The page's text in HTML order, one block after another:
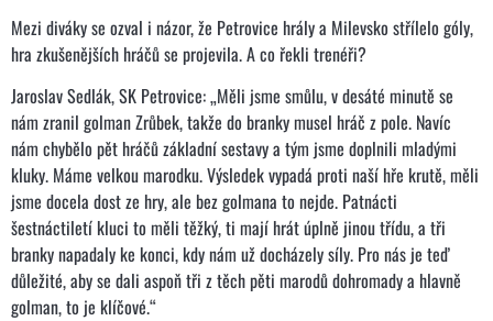
Mezi diváky se ozval i názor, že Petrovice hrály a Milevsko střílelo góly,
hra zkušenějších hráčů se projevila. A co řekli trenéři?
Jaroslav Sedlák, SK Petrovice: „Měli jsme smůlu, v desáté minutě se
nám zranil golman Zrůbek, takže do branky musel hráč z pole. Navíc
nám chybělo pět hráčů základní sestavy a tým jsme doplnili mladými
kluky. Máme velkou marodku. Výsledek vypadá proti naší hře krutě, měli
jsme docela dost ze hry, ale bez golmana to nejde. Patnácti
šestnáctiletí kluci to měli těžký, ti mají hrát úplně jinou třídu, a tři
branky napadaly ke konci, kdy nám už docházely síly. Pro nás je teď
důležité, aby se dali aspoň tři z těch pěti marodů dohromady a hlavně
golman, to je klíčové.“